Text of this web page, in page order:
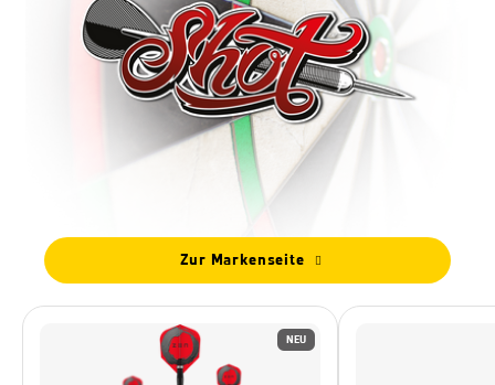
Zur Markenseite
NEU